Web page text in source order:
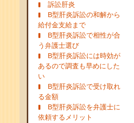
訴訟肝炎
B型肝炎訴訟の和解から
給付金支給まで
B型肝炎訴訟で相性が合
う弁護士選び
B型肝炎訴訟には時効が
あるので調査も早めにした
い
B型肝炎訴訟で受け取れ
る金額
B型肝炎訴訟を弁護士に
依頼するメリット